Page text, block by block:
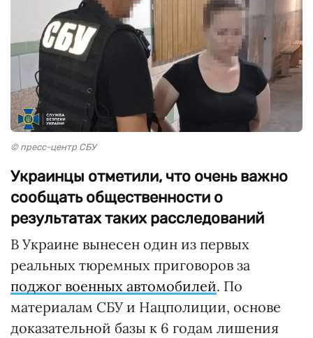
© пресс-центр СБУ
Украинцы отметили, что очень важно
сообщать общественности о
результатах таких расследований
В Украине вынесен один из первых
реальных тюремных приговоров за
поджог военных автомобилей. По
материалам СБУ и Нацполиции, основе
доказательной базы к 6 годам лишения